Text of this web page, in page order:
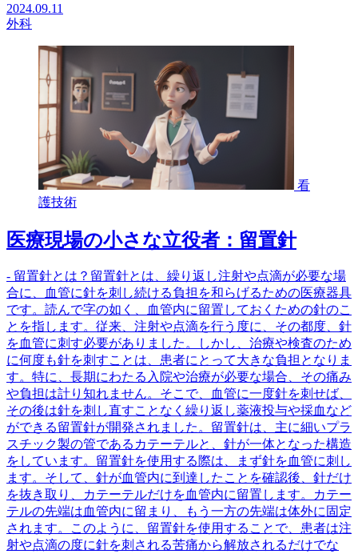
2024.09.11
外科
看
護技術
医療現場の小さな立役者：留置針
- 留置針とは？留置針とは、繰り返し注射や点滴が必要な場
合に、血管に針を刺し続ける負担を和らげるための医療器具
です。読んで字の如く、血管内に留置しておくための針のこ
とを指します。従来、注射や点滴を行う度に、その都度、針
を血管に刺す必要がありました。しかし、治療や検査のため
に何度も針を刺すことは、患者にとって大きな負担となりま
す。特に、長期にわたる入院や治療が必要な場合、その痛み
や負担は計り知れません。そこで、血管に一度針を刺せば、
その後は針を刺し直すことなく繰り返し薬液投与や採血など
ができる留置針が開発されました。留置針は、主に細いプラ
スチック製の管であるカテーテルと、針が一体となった構造
をしています。留置針を使用する際は、まず針を血管に刺し
ます。そして、針が血管内に到達したことを確認後、針だけ
を抜き取り、カテーテルだけを血管内に留置します。カテー
テルの先端は血管内に留まり、もう一方の先端は体外に固定
されます。このように、留置針を使用することで、患者は注
射や点滴の度に針を刺される苦痛から解放されるだけでな